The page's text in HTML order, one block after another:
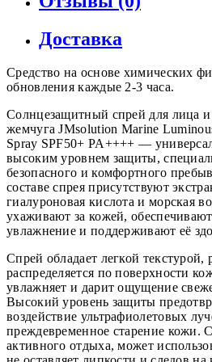
Доставка
Средство на основе химических
обновления каждые 2-3 часа.
Солнцезащитный спрей для лица и
жемчуга JMsolution Marine
Spray SPF50+ PA++++ —
высоким уровнем защиты,
безопасного и комфортного
составе спрея присутствуют
гиалуроновая кислота и морская
ухаживают за кожей,
увлажнение и поддерживают её
Спрей обладает легкой текстурой,
распределяется по поверхности
увлажняет и дарит ощущение
Высокий уровень защиты
воздействие ультрафиолетовых
преждевременное старение кожи.
активного отдыха, может